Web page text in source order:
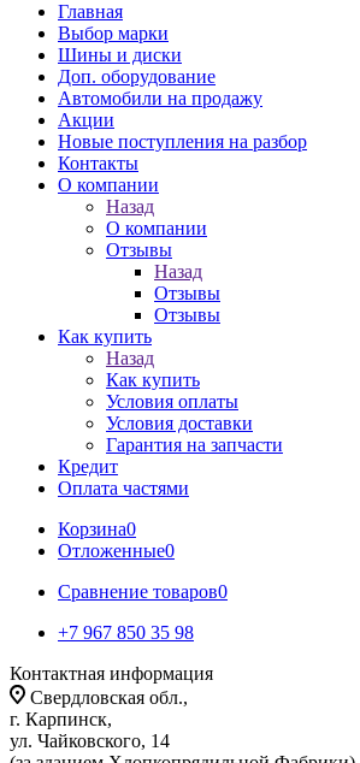
Главная
Выбор марки
Шины и диски
Доп. оборудование
Автомобили на продажу
Акции
Новые поступления на разбор
Контакты
О компании
Назад
О компании
Отзывы
Назад
Отзывы
Отзывы
Как купить
Назад
Как купить
Условия оплаты
Условия доставки
Гарантия на запчасти
Кредит
Оплата частями
Корзина0
Отложенные0
Сравнение товаров0
+7 967 850 35 98
Контактная информация
Свердловская обл.,
г. Карпинск,
ул. Чайковского, 14